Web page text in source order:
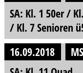
SA: Kl. 1 50er /
/ Kl. 7 Senioren
16.09.2018